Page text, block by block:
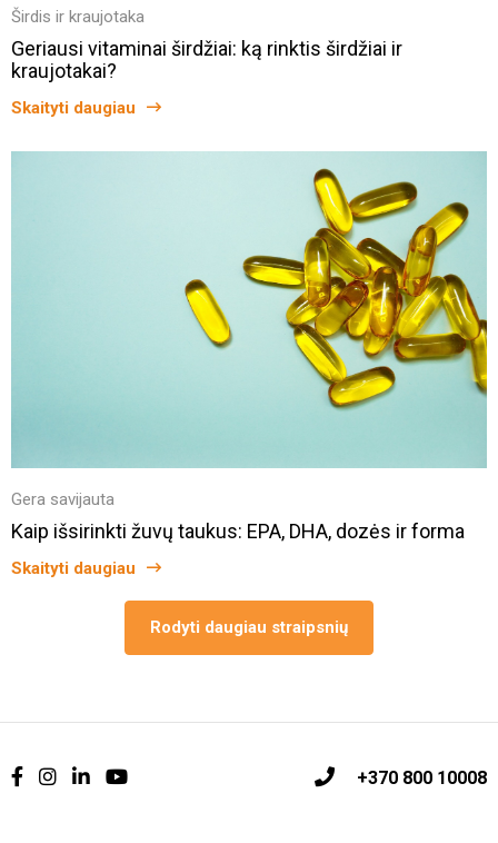
Širdis ir kraujotaka
Geriausi vitaminai širdžiai: ką rinktis širdžiai ir
kraujotakai?
Skaityti daugiau
Gera savijauta
Kaip išsirinkti žuvų taukus: EPA, DHA, dozės ir forma
Skaityti daugiau
Rodyti daugiau straipsnių
+370 800 10008